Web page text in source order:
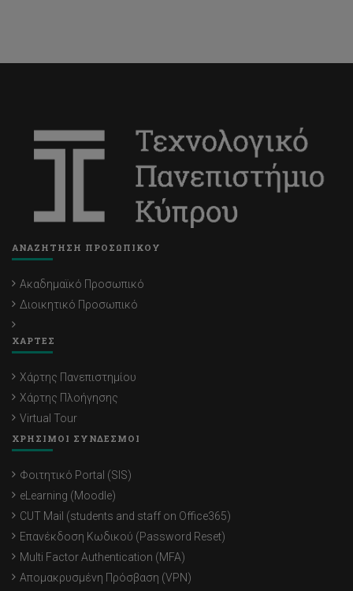
ΑΝΑΖΗΤΗΣΗ ΠΡΟΣΩΠΙΚΟΥ
Ακαδημαϊκό Προσωπικό
Διοικητικό Προσωπικό
ΧΑΡΤΕΣ
Χάρτης Πανεπιστημίου
Χάρτης Πλοήγησης
Virtual Tour
ΧΡΗΣΙΜΟΙ ΣΥΝΔΕΣΜΟΙ
Φοιτητικό Portal (SIS)
eLearning (Moodle)
CUT Mail (students and staff on Office365)
Επανέκδοση Κωδικού (Password Reset)
Multi Factor Authentication (MFA)
Απομακρυσμένη Πρόσβαση (VPN)